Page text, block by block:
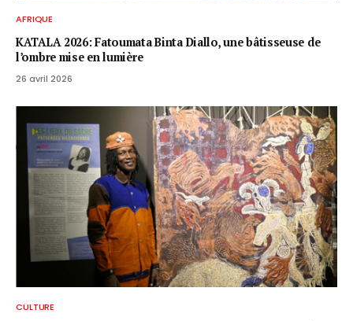
AFRIQUE
KATALA 2026: Fatoumata Binta Diallo, une bâtisseuse de
l’ombre mise en lumière
26 avril 2026
CULTURE